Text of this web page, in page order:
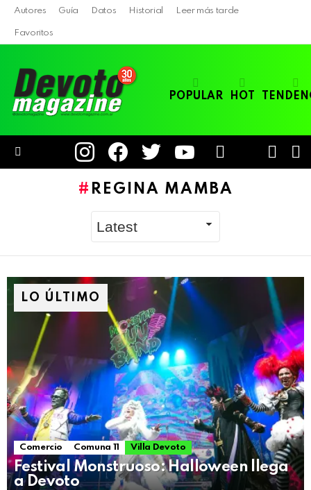
Autores Guía Datos Historial Leer más tarde
Favoritos
POPULAR HOT
instagramfacebooktwitter youtube
SKIN
REGINA MAMBA
LO ÚLTIMO
Comercio Comuna 11 Villa Devoto
Festival Monstruoso: Halloween llega
a Devoto